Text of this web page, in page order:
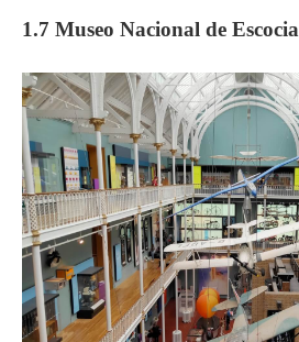
1.7 Museo Nacional de Escocia